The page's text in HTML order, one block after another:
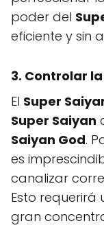
poder del
eficiente y sin
3. Controlar
El Super
Super Saiyan
Saiyan God.
es
canalizar
Esto requerirá
gran